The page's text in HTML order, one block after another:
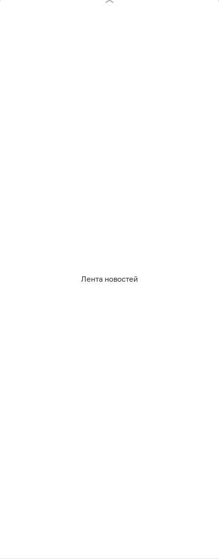
Лента новостей
«Должно быть четкое законодательное ограничение,